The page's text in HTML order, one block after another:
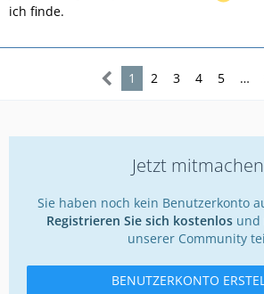
ich finde.
1 2 3 4 5 …
Jetzt
Sie haben noch kein Benutzerkonto
Registrieren Sie sich kostenlosund
unserer Community
BENUTZERKONTO